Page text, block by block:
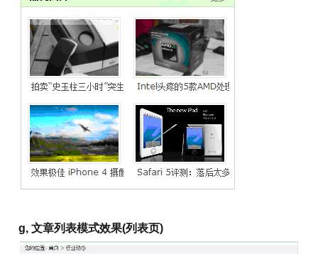
g, 文章列表模式效果(列表页)